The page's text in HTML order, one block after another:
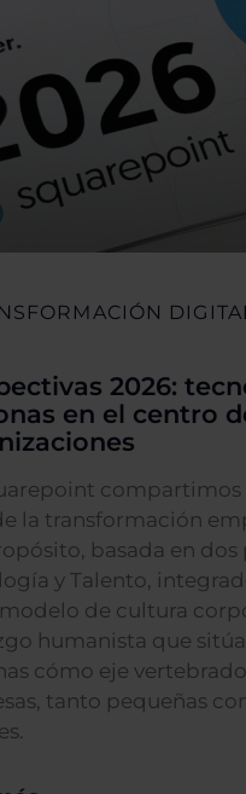
2026:
en el centro
compartimos
la transformación
basada en dos
y Talento,
de cultura
humanista que
cómo eje
tanto pequeñas